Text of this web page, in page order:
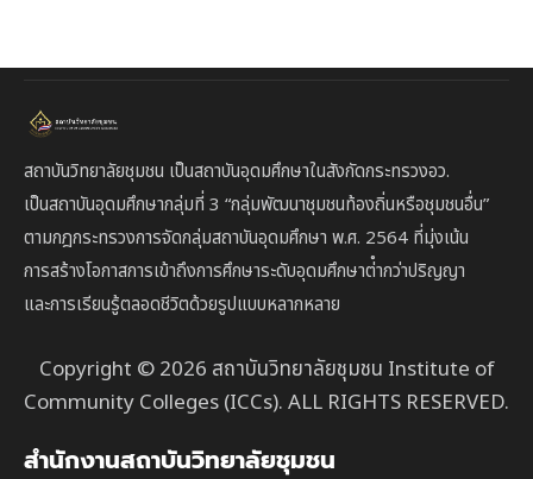
สถาบันวิทยาลัยชุมชน เป็นสถาบันอุดมศึกษาในสังกัดกระทรวงอว.
เป็นสถาบันอุดมศึกษากลุ่มที่ 3 “กลุ่มพัฒนาชุมชนท้องถิ่นหรือชุมชนอื่น”
ตามกฎกระทรวงการจัดกลุ่มสถาบันอุดมศึกษา พ.ศ. 2564 ที่มุ่งเน้น
การสร้างโอกาสการเข้าถึงการศึกษาระดับอุดมศึกษาต่ํากว่าปริญญา
และการเรียนรู้ตลอดชีวิตด้วยรูปแบบหลากหลาย
Copyright © 2026 สถาบันวิทยาลัยชุมชน Institute of
Community Colleges (ICCs). ALL RIGHTS RESERVED.
สำนักงานสถาบันวิทยาลัยชุมชน